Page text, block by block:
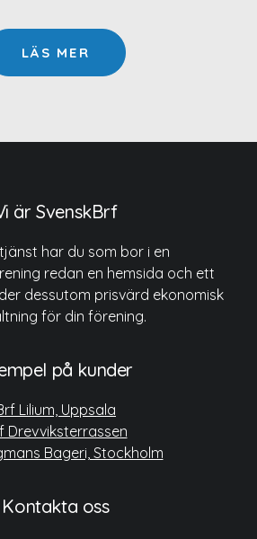
LÄS MER
är SvenskBrf
har du som bor i en
redan en hemsida och ett
dessutom prisvärd ekonomisk
för din förening.
på kunder
Lilium, Uppsala
Drevviksterrassen
Bageri, Stockholm
Kontakta oss